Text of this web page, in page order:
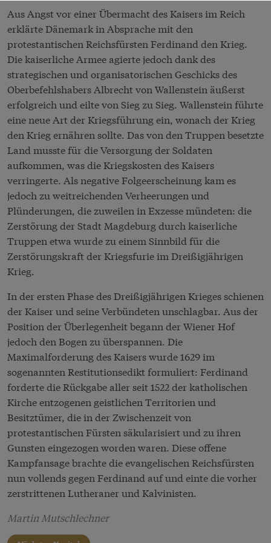
Aus Angst vor einer Übermacht des Kaisers im Reich
erklärte Dänemark in Absprache mit den
protestantischen Reichsfürsten Ferdinand den Krieg.
Die kaiserliche Armee agierte jedoch dank des
strategischen und organisatorischen Geschicks des
Oberbefehlshabers Albrecht von Wallenstein äußerst
erfolgreich und eilte von Sieg zu Sieg. Wallenstein führte
eine neue Art der Kriegsführung ein, wonach der Krieg
den Krieg ernähren sollte. Das von den Truppen besetzte
Land musste für die Versorgung der Soldaten
aufkommen, was die Kriegskosten des Kaisers
verringerte. Als negative Folgeerscheinung kam es
jedoch zu weitreichenden Verheerungen und
Plünderungen, die zuweilen in Exzesse mündeten: die
Zerstörung der Stadt Magdeburg durch kaiserliche
Truppen etwa wurde zu einem Sinnbild für die
Zerstörungskraft der Kriegsfurie im Dreißigjährigen
Krieg.
In der ersten Phase des Dreißigjährigen Krieges schienen
der Kaiser und seine Verbündeten unschlagbar. Aus der
Position der Überlegenheit begann der Wiener Hof
jedoch den Bogen zu überspannen. Die
Maximalforderung des Kaisers wurde 1629 im
sogenannten Restitutionsedikt formuliert: Ferdinand
forderte die Rückgabe aller seit 1522 der katholischen
Kirche entzogenen geistlichen Territorien und
Besitztümer, die in der Zwischenzeit von
protestantischen Fürsten säkularisiert und zu ihren
Gunsten eingezogen worden waren. Diese offene
Kampfansage brachte die evangelischen Reichsfürsten
nun vollends gegen Ferdinand auf und einte die vorher
zerstrittenen Lutheraner und Kalvinisten.
Martin Mutschlechner